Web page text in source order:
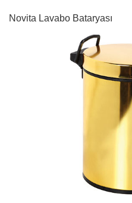
Novita Lavabo Bataryası